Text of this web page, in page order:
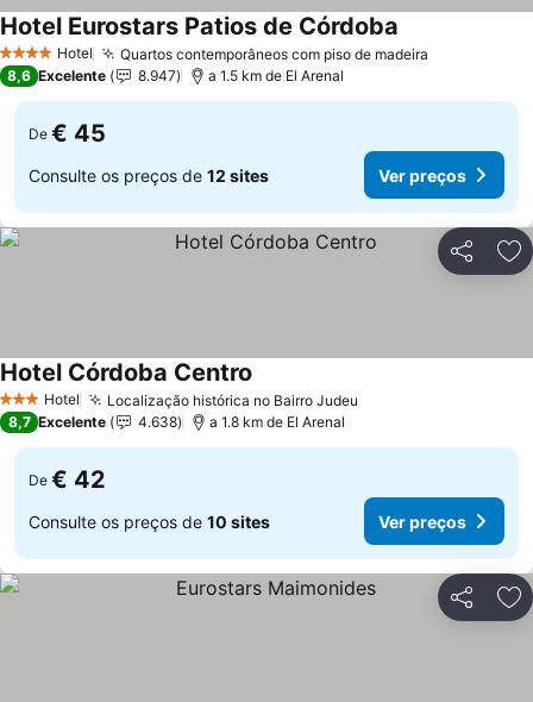
4 EstrelasHotel Quartos contemporâneos com piso de madeira
Hotel Eurostars Patios de Córdoba
8,6 Excelente 8.947 a 1.5 km de El Arenal
De € 45
Consulte os preços de 12 sites Ver preços
Partilhar
3 EstrelasHotel Localização histórica no Bairro Judeu
Hotel Córdoba Centro
8,7 Excelente 4.638 a 1.8 km de El Arenal
De € 42
Consulte os preços de 10 sites Ver preços
Partilhar